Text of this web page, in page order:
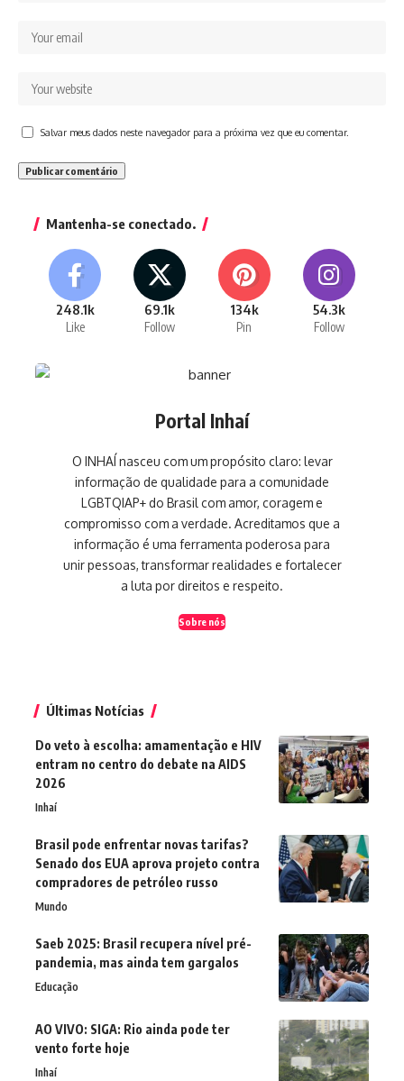
Salvar meus dados neste navegador para a próxima vez que eu comentar.
Mantenha-se conectado.
248.1k
Like
69.1k
Follow
134k
Pin
54.3k
Follow
Portal Inhaí
O INHAÍ nasceu com um propósito claro: levar
informação de qualidade para a comunidade
LGBTQIAP+ do Brasil com amor, coragem e
compromisso com a verdade. Acreditamos que a
informação é uma ferramenta poderosa para
unir pessoas, transformar realidades e fortalecer
a luta por direitos e respeito.
Sobre nós
Últimas Notícias
Do veto à escolha: amamentação e HIV
entram no centro do debate na AIDS
2026
Inhaí
Brasil pode enfrentar novas tarifas?
Senado dos EUA aprova projeto contra
compradores de petróleo russo
Mundo
Saeb 2025: Brasil recupera nível pré-
pandemia, mas ainda tem gargalos
Educação
AO VIVO: SIGA: Rio ainda pode ter
vento forte hoje
Inhaí